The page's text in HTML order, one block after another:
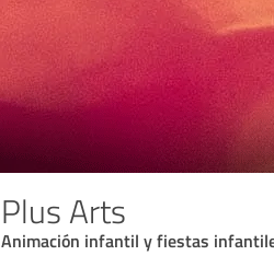
Plus Arts
Animación infantil y fiestas